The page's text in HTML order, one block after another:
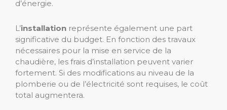
d’énergie.
L’installation représente également une part
significative du budget. En fonction des travaux
nécessaires pour la mise en service de la
chaudière, les frais d’installation peuvent varier
fortement. Si des modifications au niveau de la
plomberie ou de l’électricité sont requises, le coût
total augmentera.